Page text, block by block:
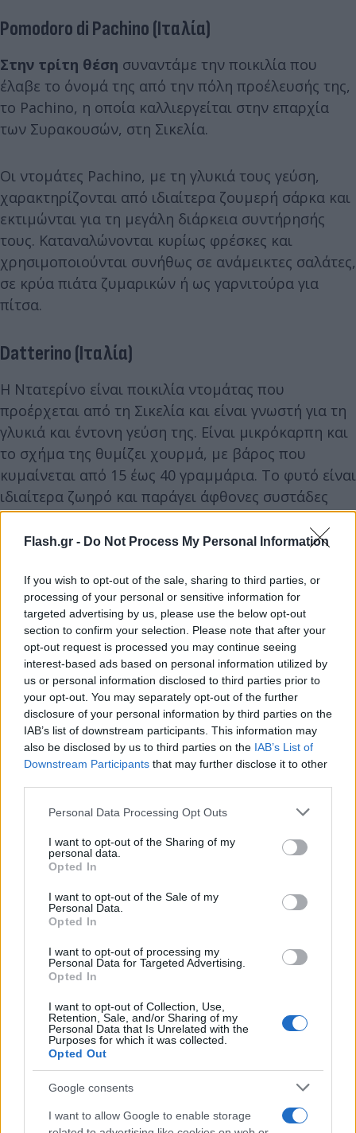
Flash.gr - Do Not Process My Personal Information
If you wish to opt-out of the sale, sharing to third parties, or
processing of your personal or sensitive information for
targeted advertising by us, please use the below opt-out
section to confirm your selection. Please note that after your
opt-out request is processed you may continue seeing
interest-based ads based on personal information utilized by
us or personal information disclosed to third parties prior to
your opt-out. You may separately opt-out of the further
disclosure of your personal information by third parties on the
IAB’s list of downstream participants. This information may
also be disclosed by us to third parties on the IAB’s List of
Downstream Participants that may further disclose it to other
Please note that this website/app uses one or more Google
not limited to your visit or usage behaviour. You may click to
grant or deny consent to Google and its third-party tags to
use your data for below specified purposes in below Google
consent section.
Personal Data Processing Opt Outs
I want to opt-out of the Sharing of my
personal data.
Opted In
I want to opt-out of the Sale of my
Personal Data.
Opted In
I want to opt-out of processing my
Personal Data for Targeted Advertising.
Opted In
I want to opt-out of Collection, Use,
Retention, Sale, and/or Sharing of my
Personal Data that Is Unrelated with the
Purposes for which it was collected.
Opted Out
Google consents
I want to allow Google to enable storage
Pomodoro di Pachino (Ιταλία)
Στην τρίτη θέση συναντάμε την ποικιλία που
έλαβε το όνομά της από την πόλη προέλευσής της,
το Pachino, η οποία καλλιεργείται στην επαρχία
των Συρακουσών, στη Σικελία.
Οι ντομάτες Pachino, με τη γλυκιά τους γεύση,
χαρακτηρίζονται από ιδιαίτερα ζουμερή σάρκα και
εκτιμώνται για τη μεγάλη διάρκεια συντήρησής
τους. Καταναλώνονται κυρίως φρέσκες και
χρησιμοποιούνται συνήθως σε ανάμεικτες σαλάτες,
σε κρύα πιάτα ζυμαρικών ή ως γαρνιτούρα για
πίτσα.
Datterino (Ιταλία)
Η Ντατερίνο είναι ποικιλία ντομάτας που
προέρχεται από τη Σικελία και είναι γνωστή για τη
γλυκιά και έντονη γεύση της. Είναι μικρόκαρπη και
το σχήμα της θυμίζει χουρμά, με βάρος που
κυμαίνεται από 15 έως 40 γραμμάρια. Το φυτό είναι
ιδιαίτερα ζωηρό και παράγει άφθονες συστάδες
καρπών, οι οποίοι διατηρούνται για μεγάλο
χρονικό διάστημα μετά τη συγκομιδή.
Η σάρκα της είναι σφιχτή, με χαμηλή
περιεκτικότητα σε υγρά, λεπτή φλούδα και λίγους
σπόρους, χαρακτηριστικά που την καθιστούν
ιδανική τόσο για φρέσκια κατανάλωση σε σαλάτες
όσο και για την παρασκευή σαλτσών ή ακόμη και
μαρμελάδας.
Costoluto Fiorentino (Ιταλία)
παραδοσιακή ιταλική ποικιλία με χαρακτηριστικό
πλατύ και έντονα ραβδωτό σχήμα. Όταν ωριμάζει,
αποκτά λαμπερό βαθύ κόκκινο χρώμα.
Οι ντομάτες αυτές έχουν σαρκώδη και ζουμερή
υφή, με υψηλή περιεκτικότητα σε ζάχαρη και οξύ,
γεγονός που τις καθιστά ιδανικές για μαγείρεμα και
παρασκευή πλούσιων σαλτσών ή σούπας, όπως το
καταναλωθούν φρέσκες, κομμένες σε φέτες, και να
προστεθούν σε σάντουιτς ή σαλάτες.
Piennolo del Vesuvio (Ιταλία)